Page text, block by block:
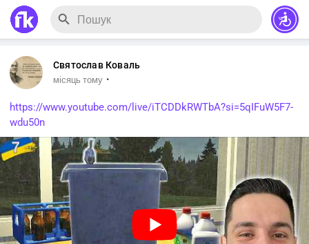
Святослав Коваль
місяць тому ·
https://www.youtube.com/live/iTCDDkRWTbA?si=5qIFuW5F7-
wdu50n